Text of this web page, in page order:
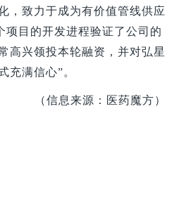
，致力于成为有价值管线供应
项目的开发进程验证了公司的
高兴领投本轮融资，并对弘星
充满信心”。
（信息来源：医药魔方）